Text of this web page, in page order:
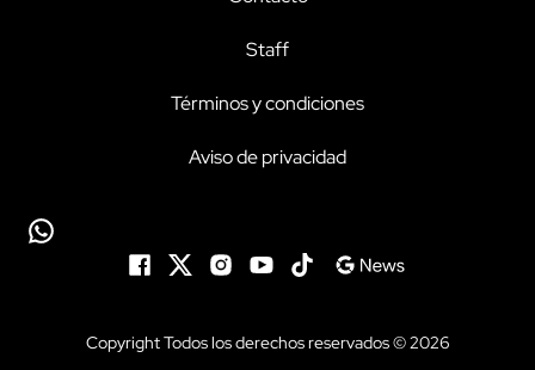
Staff
Términos y condiciones
Aviso de privacidad
Copyright Todos los derechos reservados © 2026